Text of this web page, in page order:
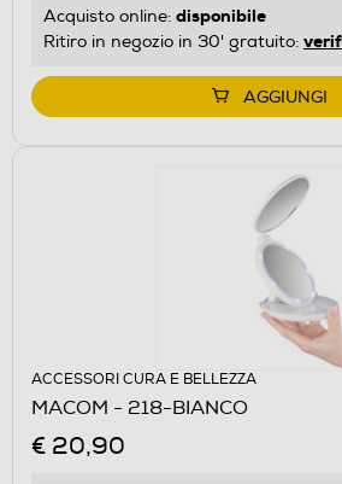
Acquisto online: disponibile
Ritiro in negozio in 30' gratuito:
AGGIUNGI
ACCESSORI CURA E BELLEZZA
MACOM - 218-BIANCO
€ 20,90